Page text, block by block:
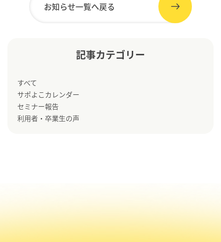
お知らせ一覧へ戻る
記事カテゴリー
すべて
サポよこカレンダー
セミナー報告
利用者・卒業生の声